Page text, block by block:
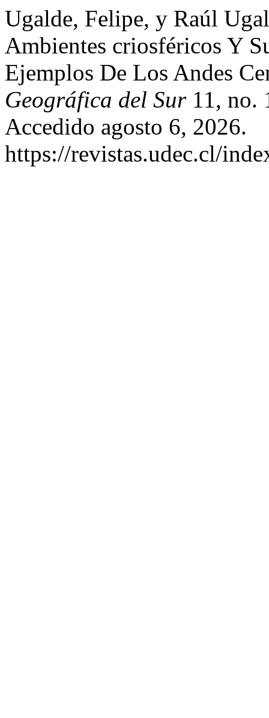
Ugalde, Felipe, y Raúl
Ambientes criosféricos Y
Ejemplos De Los Andes
Geográfica del Sur11, no.
Accedido agosto 6, 2026.
https://revistas.udec.cl/